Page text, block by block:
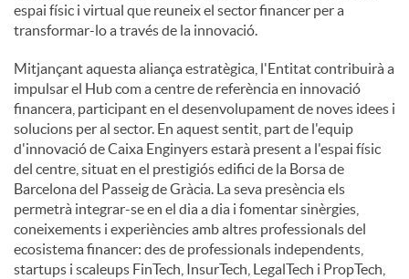
espai físic i virtual que reuneix el sector financer per a
transformar-lo a través de la innovació.
Mitjançant aquesta aliança estratègica, l'Entitat contribuirà a
impulsar el Hub com a centre de referència en innovació
financera, participant en el desenvolupament de noves idees i
solucions per al sector. En aquest sentit, part de l'equip
d'innovació de Caixa Enginyers estarà present a l'espai físic
del centre, situat en el prestigiós edifici de la Borsa de
Barcelona del Passeig de Gràcia. La seva presència els
permetrà integrar-se en el dia a dia i fomentar sinèrgies,
coneixements i experiències amb altres professionals del
ecosistema financer: des de professionals independents,
startups i scaleups FinTech, InsurTech, LegalTech i PropTech,